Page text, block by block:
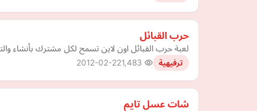
حرب القبائل
لعبة حرب القبائل اون لاين تسمح لكل مشترك بأنشاء
ترفيهية 2012-02-22
شات عسل تايم